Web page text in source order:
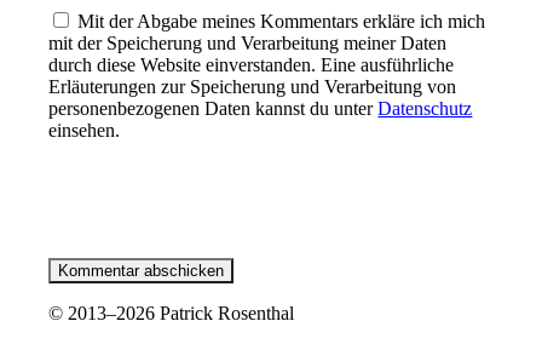
Mit der Abgabe meines Kommentars erkläre ich mich
mit der Speicherung und Verarbeitung meiner Daten
durch diese Website einverstanden. Eine ausführliche
Erläuterungen zur Speicherung und Verarbeitung von
personenbezogenen Daten kannst du unterDatenschutz
einsehen.
© 2013–2026 Patrick Rosenthal